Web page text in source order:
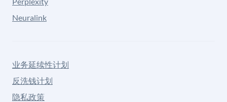
Neuralink
业务延续性计划
反洗钱计划
隐私政策